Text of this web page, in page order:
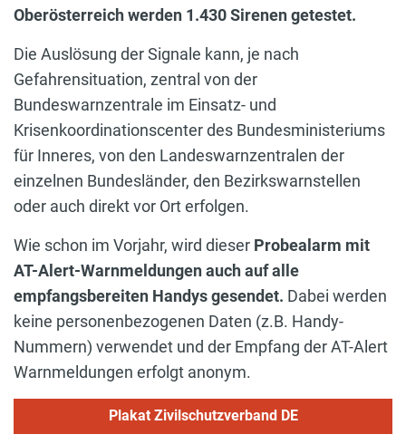
Oberösterreich werden 1.430 Sirenen getestet.
Die Auslösung der Signale kann, je nach
Gefahrensituation, zentral von der
Bundeswarnzentrale im Einsatz- und
Krisenkoordinationscenter des Bundesministeriums
für Inneres, von den Landeswarnzentralen der
einzelnen Bundesländer, den Bezirkswarnstellen
oder auch direkt vor Ort erfolgen.
Wie schon im Vorjahr, wird dieser Probealarm mit
AT-Alert-Warnmeldungen auch auf alle
empfangsbereiten Handys gesendet. Dabei werden
keine personenbezogenen Daten (z.B. Handy-
Nummern) verwendet und der Empfang der AT-Alert
Warnmeldungen erfolgt anonym.
Plakat Zivilschutzverband DE